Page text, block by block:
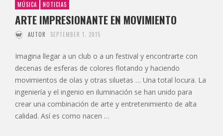
MÚSICA NOTICIAS
ARTE IMPRESIONANTE EN MOVIMIENTO
AUTOR SEPTEMBER 1, 2015
Imagina llegar a un club o a un festival y encontrarte con
decenas de esferas de colores flotando y haciendo
movimientos de olas y otras siluetas … Una total locura. La
ingeniería y el ingenio en iluminación se han unido para
crear una combinación de arte y entretenimiento de alta
calidad. Así es como nacen …